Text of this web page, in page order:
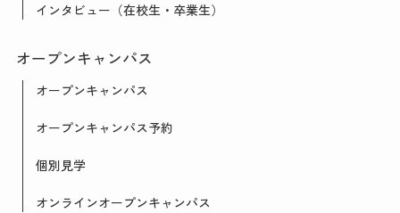
インタビュー（在校生・卒業生）
オープンキャンパス
オープンキャンパス
オープンキャンパス予約
個別見学
オンラインオープンキャンパス